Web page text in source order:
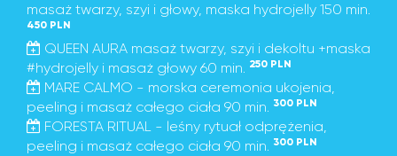
masaż twarzy, szyi i głowy, maska hydrojelly 150 min.
450 PLN
QUEEN AURA masaż twarzy, szyi i dekoltu +maska
#hydrojelly i masaż głowy 60 min. 250 PLN
MARE CALMO - morska ceremonia ukojenia,
peeling i masaż całego ciała 90 min. 300 PLN
FORESTA RITUAL - leśny rytuał odprężenia,
peeling i masaż całego ciała 90 min. 300 PLN